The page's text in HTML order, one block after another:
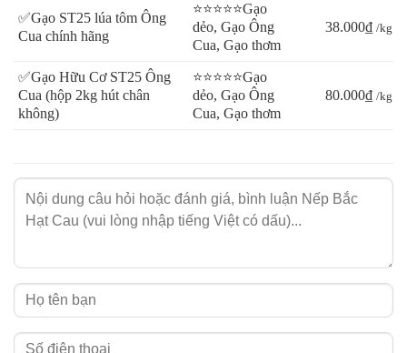
✅Gạo ST25 lúa tôm Ông
Cua chính hãng
⭐⭐⭐⭐⭐Gạo
dẻo, Gạo Ông
Cua, Gạo thơm
38.000₫ /kg
✅Gạo Hữu Cơ ST25 Ông
Cua (hộp 2kg hút chân
không)
⭐⭐⭐⭐⭐Gạo
dẻo, Gạo Ông
Cua, Gạo thơm
80.000₫ /kg